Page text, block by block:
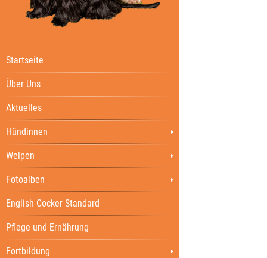
Startseite
Über Uns
Aktuelles
Hündinnen
Welpen
Fotoalben
English Cocker Standard
Pflege und Ernährung
Fortbildung